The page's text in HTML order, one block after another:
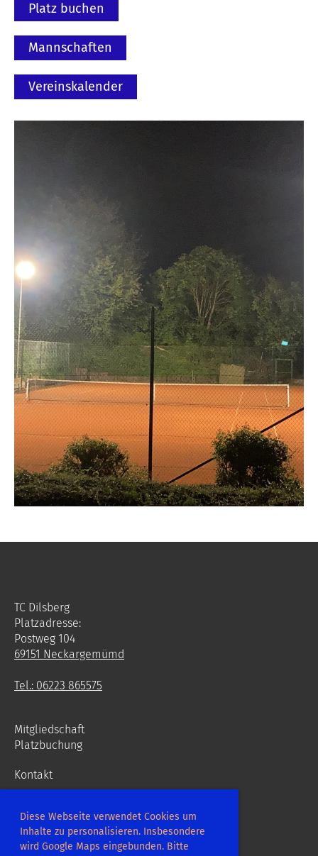
Diese Webseite verwendet Cookies um
Inhalte zu personalisieren. Insbesondere
wird Google Maps eingebunden. Bitte
Platz buchen
Mannschaften
Vereinskalender
TC Dilsberg
Platzadresse:
Postweg 104
69151 Neckargemümd
Tel.: 06223 865575
Mitgliedschaft
Platzbuchung
Kontakt
Erstellt mit ClubDesk Vereinssoftware